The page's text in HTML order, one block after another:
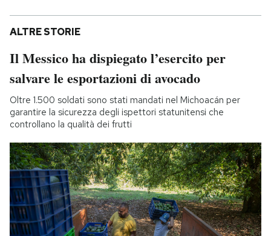
ALTRE STORIE
Il Messico ha dispiegato l’esercito per
salvare le esportazioni di avocado
Oltre 1.500 soldati sono stati mandati nel Michoacán per
garantire la sicurezza degli ispettori statunitensi che
controllano la qualità dei frutti